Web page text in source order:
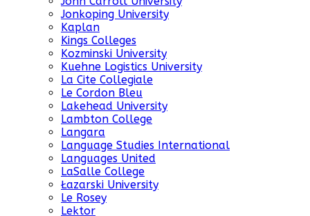
Jonkoping University
Kaplan
Kings Colleges
Kozminski University
Kuehne Logistics University
La Cite Collegiale
Le Cordon Bleu
Lakehead University
Lambton College
Langara
Language Studies International
Languages United
LaSalle College
Łazarski University
Le Rosey
Lektor